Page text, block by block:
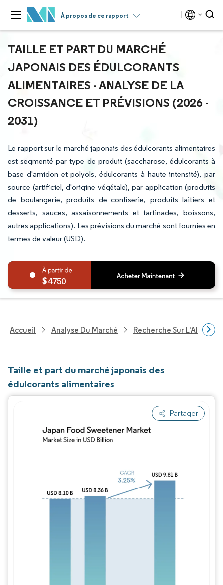
À propos de ce rapport
TAILLE ET PART DU MARCHÉ
JAPONAIS DES ÉDULCORANTS
ALIMENTAIRES - ANALYSE DE LA
CROISSANCE ET PRÉVISIONS (2026 -
2031)
Le rapport sur le marché japonais des édulcorants alimentaires
est segmenté par type de produit (saccharose, édulcorants à
base d'amidon et polyols, édulcorants à haute intensité), par
source (artificiel, d'origine végétale), par application (produits
de boulangerie, produits de confiserie, produits laitiers et
desserts, sauces, assaisonnements et tartinades, boissons,
autres applications). Les prévisions du marché sont fournies en
termes de valeur (USD).
4750
Accueil Analyse Du Marché Recherche Sur
Taille et part du marché japonais des
édulcorants alimentaires
Partager